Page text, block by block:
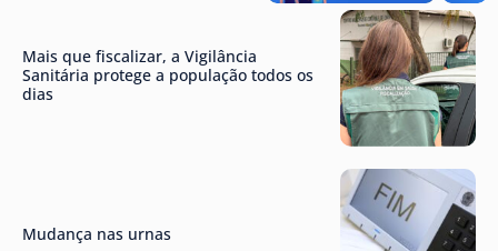
Mais que fiscalizar, a Vigilância
Sanitária protege a população todos os
dias
Mudança nas urnas